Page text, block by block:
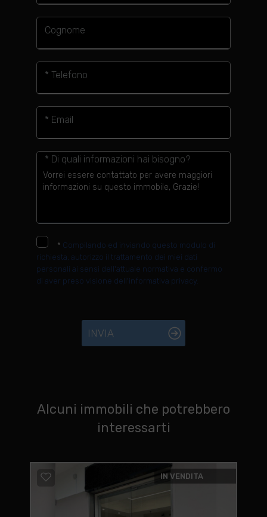
Cognome
* Telefono
* Email
* Di quali informazioni hai bisogno?
* Compilando ed inviando questo modulo di
richiesta, autorizzo il trattamento dei miei dati
personali ai sensi dell'attuale normativa e confermo
di aver preso visione dell'informativa privacy.
INVIA
Alcuni immobili che potrebbero
interessarti
IN VENDITA